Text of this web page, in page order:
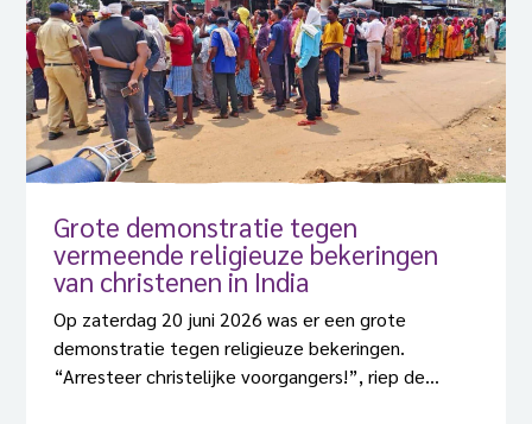
Grote demonstratie tegen
vermeende religieuze bekeringen
van christenen in India
Op zaterdag 20 juni 2026 was er een grote
demonstratie tegen religieuze bekeringen.
“Arresteer christelijke voorgangers!”, riep de